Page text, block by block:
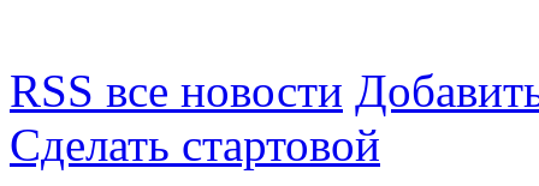
RSS все новости
Сделать стартовой